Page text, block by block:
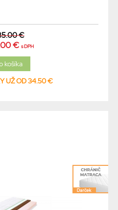
€
€ s DPH
UŽ OD 34.50 €